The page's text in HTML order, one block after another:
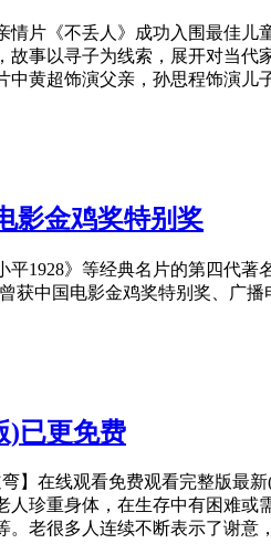
片《不丢人》成功入围最佳
事以寻子为线索，展开对当
黄超饰演父亲，孙思程饰演
影金鸡奖特别奖
1928》等经典名片的第四代
获中国电影金鸡奖特别奖、广
)已更免费
】在线观看免费观看完整版
珍重身体，在生存中有困难
老很多人连续不断表示了谢